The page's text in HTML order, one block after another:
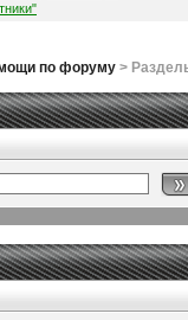
по форуму>